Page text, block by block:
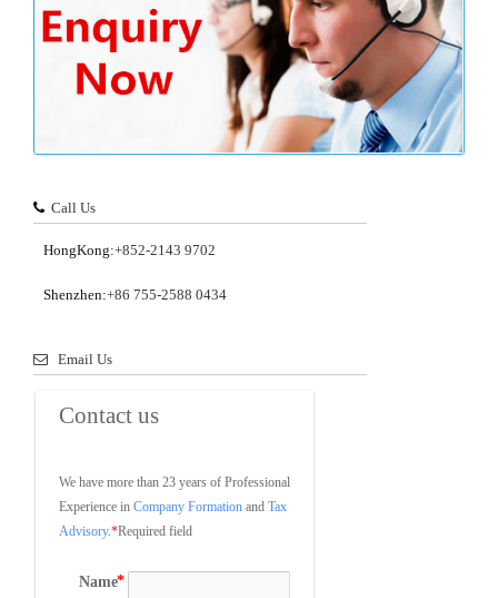
Call Us
HongKong:+852-2143 9702
Shenzhen:+86 755-2588 0434
Email Us
Contact us
We have more than 23 years of Professional
Experience in Company Formation and Tax
Advisory.*Required field
Name